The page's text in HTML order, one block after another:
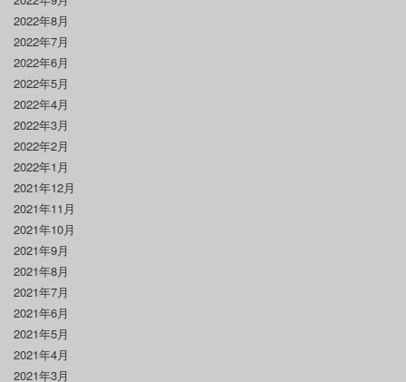
2022年8月
2022年7月
2022年6月
2022年5月
2022年4月
2022年3月
2022年2月
2022年1月
2021年12月
2021年11月
2021年10月
2021年9月
2021年8月
2021年7月
2021年6月
2021年5月
2021年4月
2021年3月